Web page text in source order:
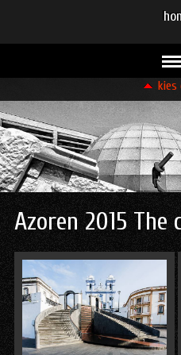
93 94 95 96 96 96
03 08 08 09 10 11
21 23 23 24
kies
Azoren 2015 The